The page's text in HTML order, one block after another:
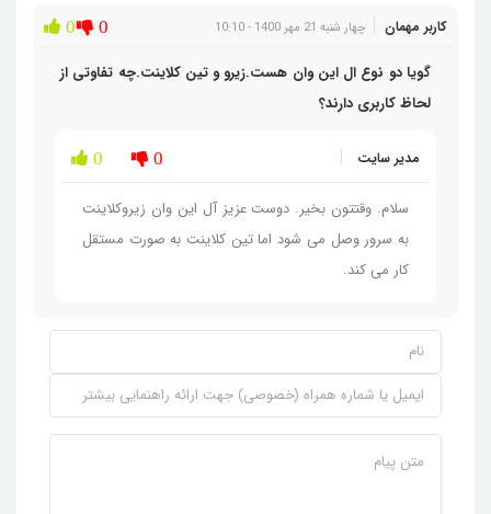
کاربر مهمان چهار شنبه 21 مهر 1400 - 10:10 0 0
گویا دو نوع ال این وان هست.زیرو و تین کلاینت.چه تفاوتی از
لحاظ کاربری دارند؟
مدیر سایت 0 0
سلام. وقتتون بخیر. دوست عزیز آل این وان زیروکلاینت
به سرور وصل می شود اما تین کلاینت به صورت مستقل
کار می کند.